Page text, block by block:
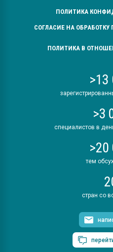
ПОЛИТИКА
СОГЛАСИЕ НА
ПОЛИТИКА В
>13
>3
специалистов в
>20
тем
стран со